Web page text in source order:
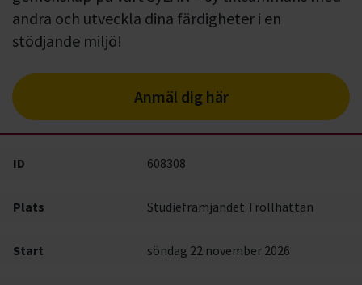
andra och utveckla dina färdigheter i en
stödjande miljö!
Anmäl dig här
ID 608308
Plats Studiefrämjandet Trollhättan
Start söndag 22 november 2026